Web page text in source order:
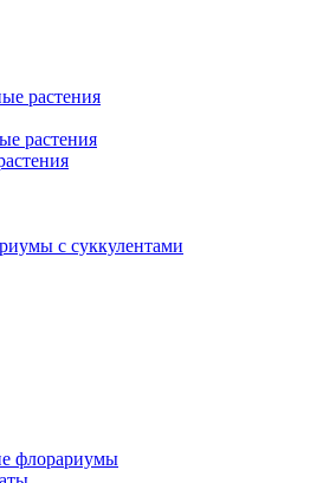
растения
растения
с суккулентами
флорариумы